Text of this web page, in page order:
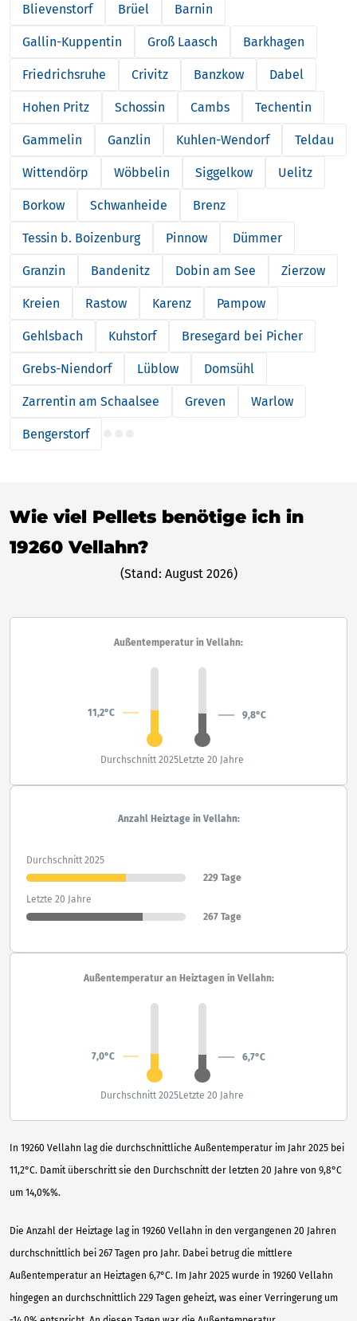
Blievenstorf Brüel Barnin
Gallin-Kuppentin Groß Laasch Barkhagen
Friedrichsruhe Crivitz Banzkow Dabel
Hohen Pritz Schossin Cambs Techentin
Gammelin Ganzlin Kuhlen-Wendorf Teldau
Wittendörp Wöbbelin Siggelkow Uelitz
Borkow Schwanheide Brenz
Tessin b. Boizenburg Pinnow Dümmer
Granzin Bandenitz Dobin am See Zierzow
Kreien Rastow Karenz Pampow
Gehlsbach Kuhstorf Bresegard bei Picher
Grebs-Niendorf Lüblow Domsühl
Zarrentin am Schaalsee Greven Warlow
Bengerstorf
Wie viel Pellets benötige ich in
19260 Vellahn?
(Stand: August 2026)
In 19260 Vellahn lag die durchschnittliche Außentemperatur im Jahr 2025 bei
11,2°C. Damit überschritt sie den Durchschnitt der letzten 20 Jahre von 9,8°C
um 14,0%%.
Die Anzahl der Heiztage lag in 19260 Vellahn in den vergangenen 20 Jahren
durchschnittlich bei 267 Tagen pro Jahr. Dabei betrug die mittlere
Außentemperatur an Heiztagen 6,7°C. Im Jahr 2025 wurde in 19260 Vellahn
hingegen an durchschnittlich 229 Tagen geheizt, was einer Verringerung um
Außentemperatur in Vellahn:
11,2°C 9,8°C
Durchschnitt 2025Letzte 20 Jahre
Anzahl Heiztage in Vellahn:
Durchschnitt 2025
229 Tage
Letzte 20 Jahre
267 Tage
Außentemperatur an Heiztagen in Vellahn:
7,0°C 6,7°C
Durchschnitt 2025Letzte 20 Jahre